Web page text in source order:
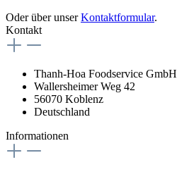
Oder über unserKontaktformular.
Kontakt
Thanh-Hoa Foodservice GmbH
Wallersheimer Weg 42
56070 Koblenz
Deutschland
Informationen